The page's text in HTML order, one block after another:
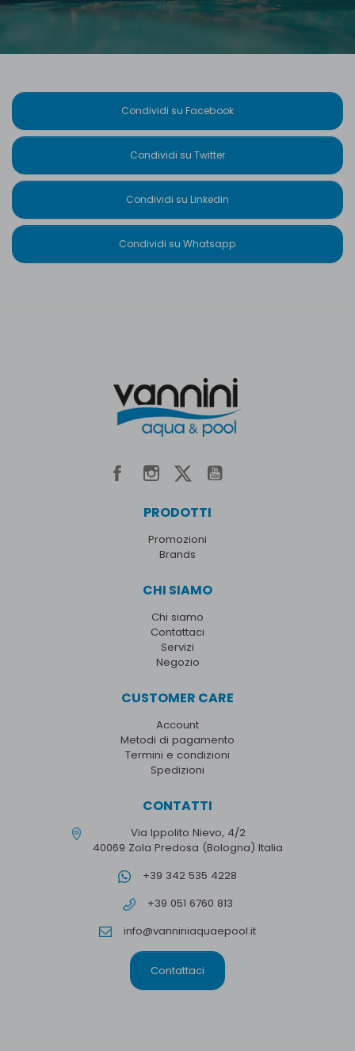
Condividi su Facebook
Condividi su Twitter
Condividi su Linkedin
Condividi su Whatsapp
PRODOTTI
Promozioni
Brands
CHI SIAMO
Chi siamo
Contattaci
Servizi
Negozio
CUSTOMER CARE
Account
Metodi di pagamento
Termini e condizioni
Spedizioni
CONTATTI
Via Ippolito Nievo, 4/2
40069 Zola Predosa (Bologna) Italia
+39 342 535 4228
+39 051 6760 813
info@vanniniaquaepool.it
Contattaci